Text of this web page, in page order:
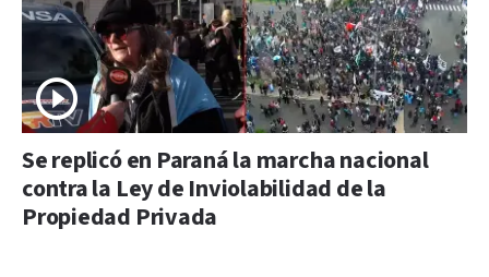
Se replicó en Paraná la marcha nacional
contra la Ley de Inviolabilidad de la
Propiedad Privada